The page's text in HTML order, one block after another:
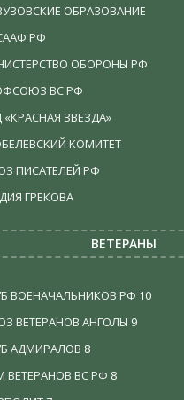
ОБРАЗОВАНИЕ
РФ
ОБОРОНЫ РФ
ВС РФ
«КРАСНАЯ ЗВЕЗДА»
КОМИТЕТ
ПИСАТЕЛЕЙ РФ
ГРЕКОВА
ВЕТЕРАНЫ
ВОЕНАЧАЛЬНИКОВ РФ 10
ВЕТЕРАНОВ АНГОЛЫ 9
АДМИРАЛОВ 8
ВЕТЕРАНОВ ВС РФ 8